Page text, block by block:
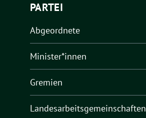
PARTEI
Abgeordnete
Minister*innen
Gremien
Landesarbeitsgemeinschaften